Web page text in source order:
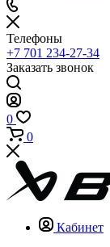
Телефоны
+7 701 234-27-34
Заказать звонок
0
0
Кабинет